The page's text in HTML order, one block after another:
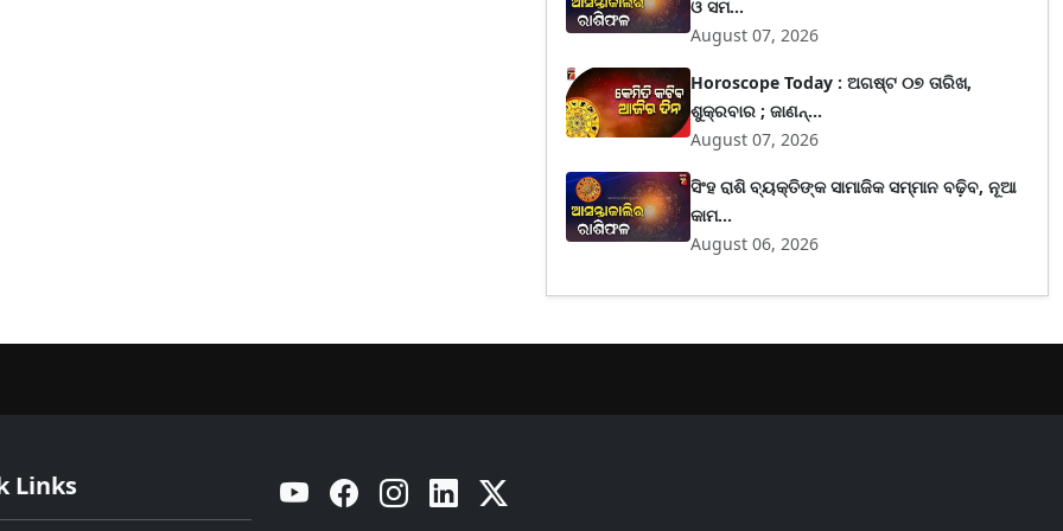
ଓ ସମ...
August 07, 2026
Horoscope Today : ଅଗଷ୍ଟ ୦୭ ତାରିଖ,
ଶୁକ୍ରବାର ; ଜାଣନ୍...
August 07, 2026
ସିଂହ ରାଶି ବ୍ୟକ୍ତିଙ୍କ ସାମାଜିକ ସମ୍ମାନ ବଢ଼ିବ, ନୂଆ
କାମ...
August 06, 2026
Links YouTube Facebook Instagram